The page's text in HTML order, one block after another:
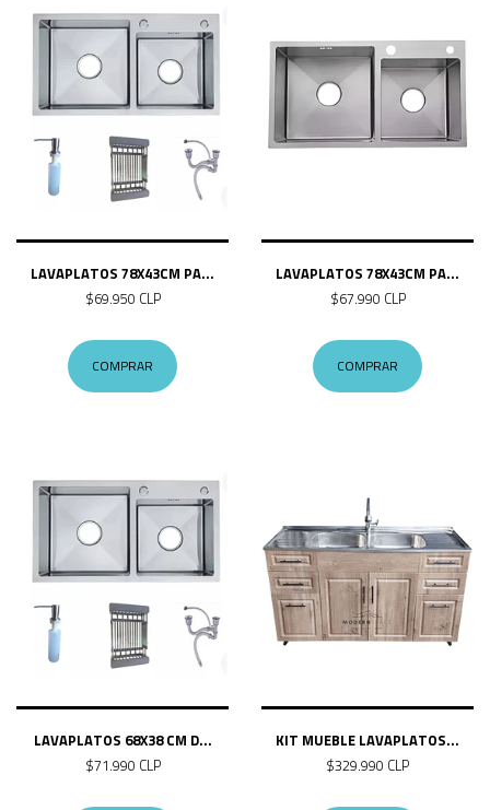
LAVAPLATOS 78X43CM PA...
$69.950 CLP
COMPRAR
LAVAPLATOS 78X43CM PA...
$67.990 CLP
COMPRAR
LAVAPLATOS 68X38 CM D...
$71.990 CLP
KIT MUEBLE LAVAPLATOS...
$329.990 CLP